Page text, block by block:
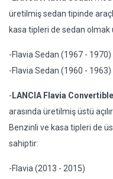
üretilmiş sedan tipinde
kasa tipleri de sedan olmak
-Flavia Sedan (1967 - 1970)
-Flavia Sedan (1960 - 1963)
- LANCIA Flavia Convertible
arasında üretilmiş üstü
Benzinli ve kasa tipleri de
sahiptir:
-Flavia (2013 - 2015)